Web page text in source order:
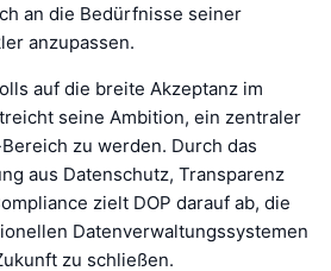
an die Bedürfnisse seiner
anzupassen.
auf die breite Akzeptanz im
seine Ambition, ein zentraler
zu werden. Durch das
aus Datenschutz, Transparenz
zielt DOP darauf ab, die
Datenverwaltungssystemen
zu schließen.